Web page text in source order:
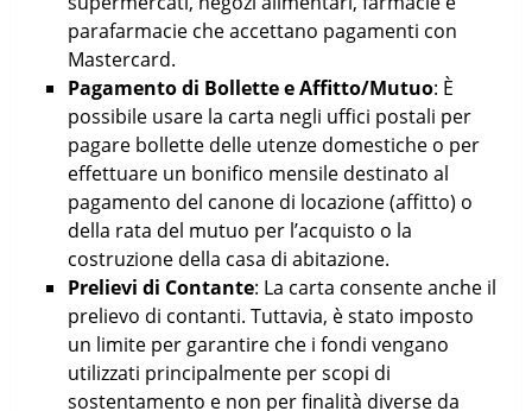
parafarmacie che accettano pagamenti con
Mastercard.
Pagamento di Bollette e Affitto/Mutuo: È
possibile usare la carta negli uffici postali per
pagare bollette delle utenze domestiche o per
effettuare un bonifico mensile destinato al
pagamento del canone di locazione (affitto) o
della rata del mutuo per l’acquisto o la
costruzione della casa di abitazione.
Prelievi di Contante: La carta consente anche il
prelievo di contanti. Tuttavia, è stato imposto
un limite per garantire che i fondi vengano
utilizzati principalmente per scopi di
sostentamento e non per finalità diverse da